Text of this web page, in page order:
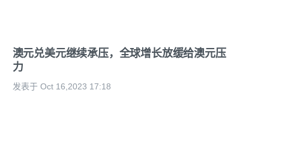
澳元兑美元继续承压，全球增长放缓给澳元压
力
发表于 Oct 16,2023 17:18